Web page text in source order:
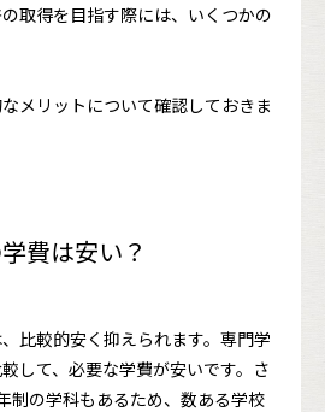
取得を目指す際には、いくつかの
メリットについて確認しておきま
費は安い？
比較的安く抑えられます。専門学
して、必要な学費が安いです。さ
制の学科もあるため、数ある学校